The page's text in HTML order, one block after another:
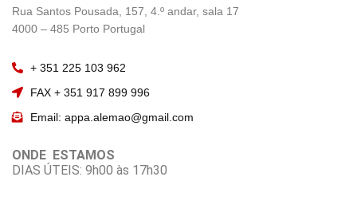
Rua Santos Pousada, 157, 4.º andar, sala 17
4000 – 485 Porto Portugal
+ 351 225 103 962
FAX + 351 917 899 996
Email: appa.alemao@gmail.com
ONDE ESTAMOS
DIAS ÚTEIS: 9h00 às 17h30